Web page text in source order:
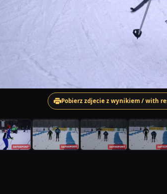
Pobierz zdjecie z wynikiem / with